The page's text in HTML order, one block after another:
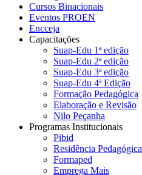
Cursos Binacionais
Eventos PROEN
Encceja
Capacitações
Suap-Edu 1ª edição
Suap-Edu 2ª edição
Suap-Edu 3ª edição
Suap-Edu 4ª Edição
Formação Pedagógica
Elaboração e Revisão
Nilo Peçanha
Programas Institucionais
Pibid
Residência Pedagógica
Formaped
Emprega Mais